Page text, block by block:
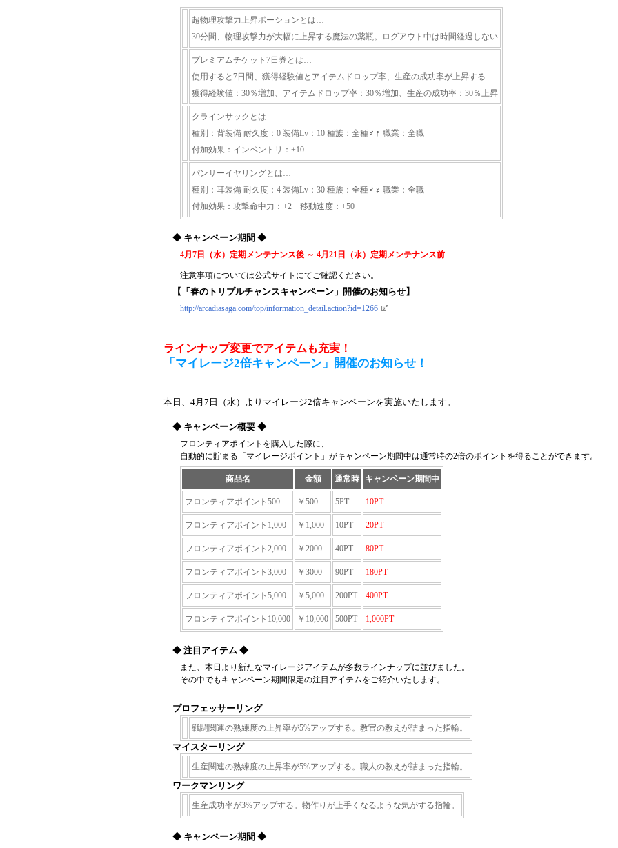
超物理攻撃力上昇ポーションとは…
30分間、物理攻撃力が大幅に上昇する魔法の薬瓶。ログアウト中は時間経過しない
プレミアムチケット7日券とは…
使用すると7日間、獲得経験値とアイテムドロップ率、生産の成功率が上昇する
獲得経験値：30％増加、アイテムドロップ率：30％増加、生産の成功率：30％上昇
クラインサックとは…
種別：背装備 耐久度：0 装備Lv：10 種族：全種♂♀ 職業：全職
付加効果：インベントリ：+10
パンサーイヤリングとは…
種別：耳装備 耐久度：4 装備Lv：30 種族：全種♂♀ 職業：全職
付加効果：攻撃命中力：+2 移動速度：+50
◆ キャンペーン期間 ◆
4月7日（水）定期メンテナンス後 ～ 4月21日（水）定期メンテナンス前
注意事項については公式サイトにてご確認ください。
【「春のトリプルチャンスキャンペーン」開催のお知らせ】
http://arcadiasaga.com/top/information_detail.action?id=1266
ラインナップ変更でアイテムも充実！
「マイレージ2倍キャンペーン」開催のお知らせ！
本日、4月7日（水）よりマイレージ2倍キャンペーンを実施いたします。
◆ キャンペーン概要 ◆
フロンティアポイントを購入した際に、
自動的に貯まる「マイレージポイント」がキャンペーン期間中は通常時の2倍のポイントを得ることができます。
商品名 金額 通常時 キャンペーン期間中
フロンティアポイント500 ￥500 5PT 10PT
フロンティアポイント1,000 ￥1,000 10PT 20PT
フロンティアポイント2,000 ￥2000 40PT 80PT
フロンティアポイント3,000 ￥3000 90PT 180PT
フロンティアポイント5,000 ￥5,000 200PT 400PT
フロンティアポイント10,000 ￥10,000 500PT 1,000PT
◆ 注目アイテム ◆
また、本日より新たなマイレージアイテムが多数ラインナップに並びました。
その中でもキャンペーン期間限定の注目アイテムをご紹介いたします。
プロフェッサーリング
戦闘関連の熟練度の上昇率が5%アップする。教官の教えが詰まった指輪。
マイスターリング
生産関連の熟練度の上昇率が5%アップする。職人の教えが詰まった指輪。
ワークマンリング
生産成功率が3%アップする。物作りが上手くなるような気がする指輪。
◆ キャンペーン期間 ◆